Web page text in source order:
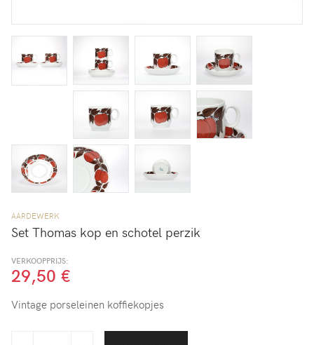
AARDEWERK
Set Thomas kop en schotel perzik
VERKOOPPRIJS:
29,50 €
Vintage porseleinen koffiekopjes